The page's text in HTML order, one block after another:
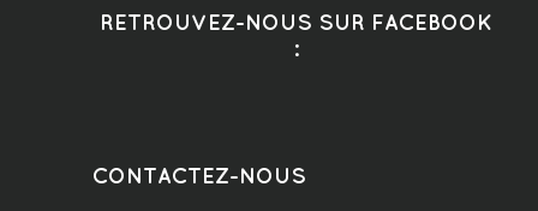
RETROUVEZ-NOUS SUR FACEBOOK
:
CONTACTEZ-NOUS